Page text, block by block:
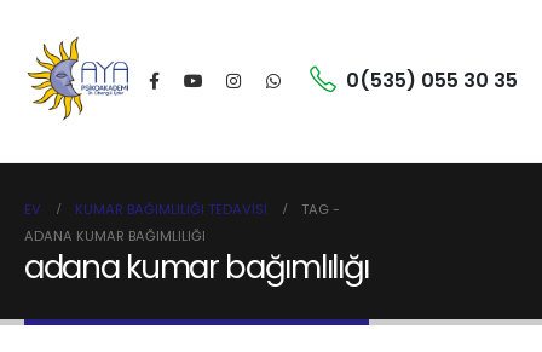
0(535) 055 30 35
EV KUMAR BAĞIMLILIĞI TEDAVISI
TAG -
ADANA KUMAR BAĞIMLILIĞI
adana kumar bağımlılığı